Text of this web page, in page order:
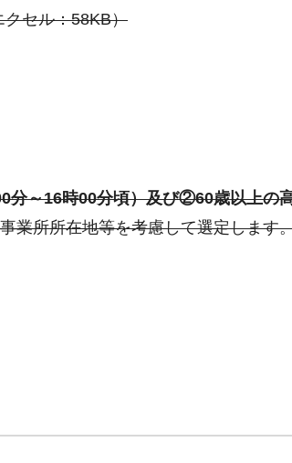
セル：58KB）
分～16時00分頃）及び②60歳以上の
業所所在地等を考慮して選定します